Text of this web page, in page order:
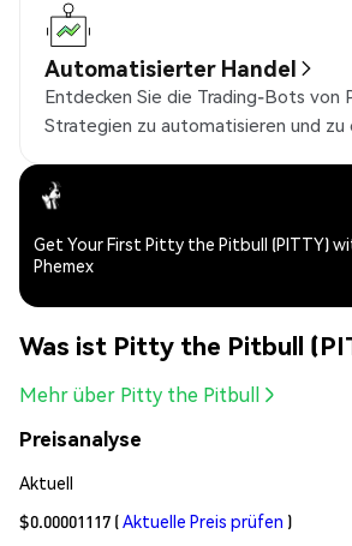
Automatisierter Handel
Entdecken Sie die Trading-Bots von
Strategien zu automatisieren und zu
Get Your First Pitty the Pitbull (PITTY)
Phemex
Was ist Pitty the Pitbull
Mehr über Pitty the Pitbull
Preisanalyse
Aktuell
$0.00001117 (Aktuelle Preis prüfen )